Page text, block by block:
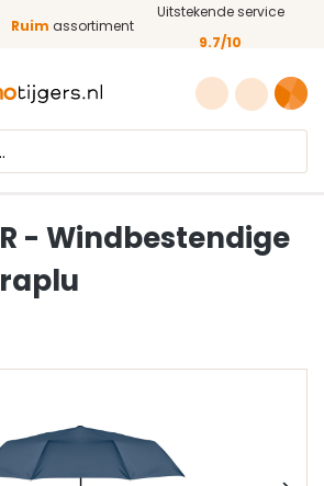
Ruim assortiment
Uitstekende service
9.7/10
- Windbestendige